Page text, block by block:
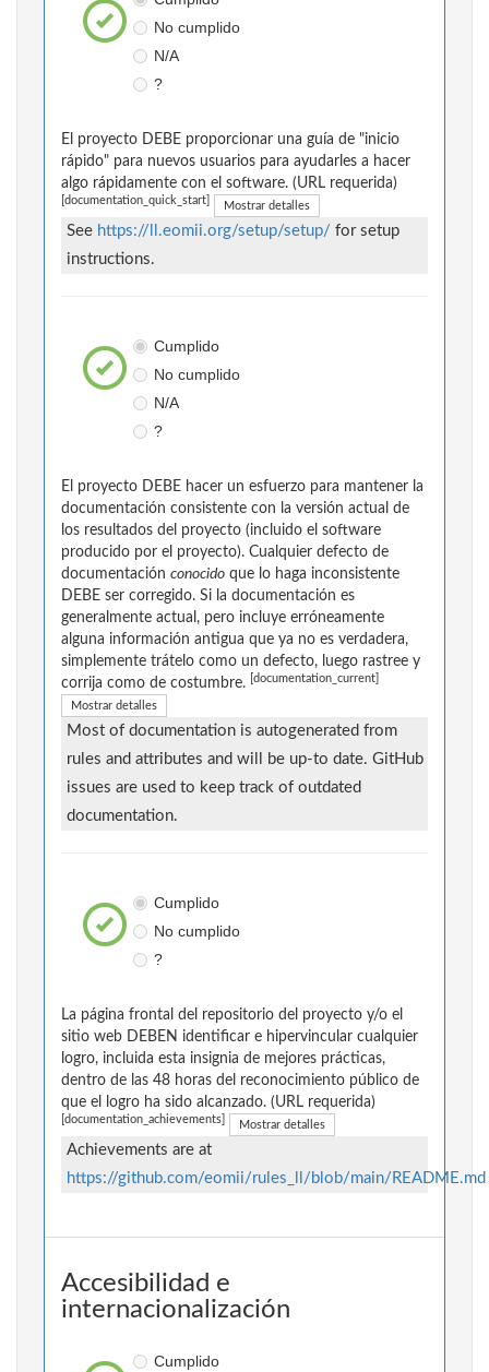
No cumplido
N/A
?
El proyecto DEBE proporcionar una guía de "inicio
rápido" para nuevos usuarios para ayudarles a hacer
algo rápidamente con el software. (URL requerida)
[documentation_quick_start] Mostrar detalles
See https://ll.eomii.org/setup/setup/ for setup
instructions.
Cumplido
No cumplido
N/A
?
El proyecto DEBE hacer un esfuerzo para mantener la
documentación consistente con la versión actual de
los resultados del proyecto (incluido el software
producido por el proyecto). Cualquier defecto de
documentación conocido que lo haga inconsistente
DEBE ser corregido. Si la documentación es
generalmente actual, pero incluye erróneamente
alguna información antigua que ya no es verdadera,
simplemente trátelo como un defecto, luego rastree y
corrija como de costumbre.
[documentation_current]
Mostrar detalles
Most of documentation is autogenerated from
rules and attributes and will be up-to date. GitHub
issues are used to keep track of outdated
documentation.
Cumplido
No cumplido
?
La página frontal del repositorio del proyecto y/o el
sitio web DEBEN identificar e hipervincular cualquier
logro, incluida esta insignia de mejores prácticas,
dentro de las 48 horas del reconocimiento público de
que el logro ha sido alcanzado. (URL requerida)
[documentation_achievements] Mostrar detalles
Achievements are at
https://github.com/eomii/rules_ll/blob/main/README.md
Accesibilidad e
internacionalización
Cumplido